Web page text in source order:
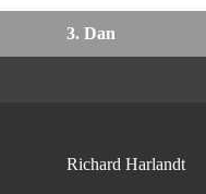
3. Dan
Richard Harlandt